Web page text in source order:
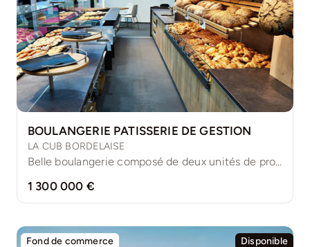
BOULANGERIE PATISSERIE DE GESTION
LA CUB BORDELAISE
Belle boulangerie composé de deux unités de productions et ventes [...]
1 300 000 €
Fond de commerce Disponible